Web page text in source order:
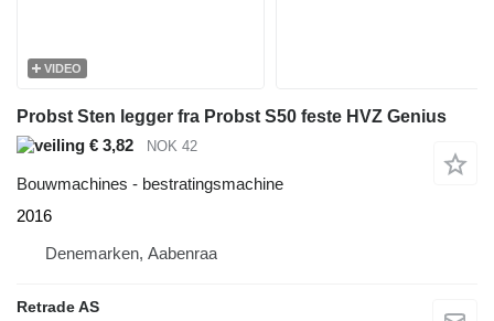
VIDEO
Probst Sten legger fra Probst S50 feste HVZ Genius
€ 3,82
NOK 42
Bouwmachines - bestratingsmachine
2016
Denemarken, Aabenraa
Retrade AS